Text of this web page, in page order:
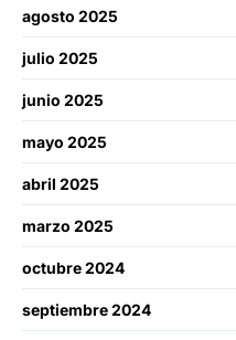
agosto 2025
julio 2025
junio 2025
mayo 2025
abril 2025
marzo 2025
octubre 2024
septiembre 2024